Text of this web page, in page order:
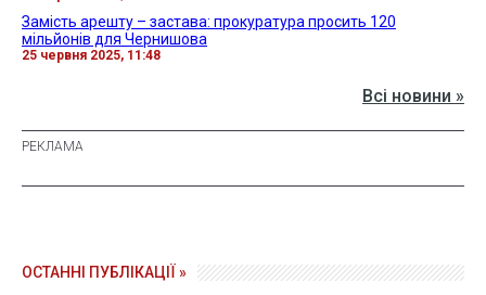
Замість арешту – застава: прокуратура просить 120
мільйонів для Чернишова
25 червня 2025, 11:48
Всі новини »
ОСТАННІ ПУБЛІКАЦІЇ »